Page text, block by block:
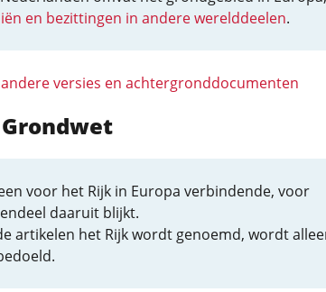
en bezittingen in andere werelddeelen.
versies en achtergronddocumenten
voor het Rijk in Europa verbindende, voor
daaruit blijkt.
artikelen het Rijk wordt genoemd, wordt